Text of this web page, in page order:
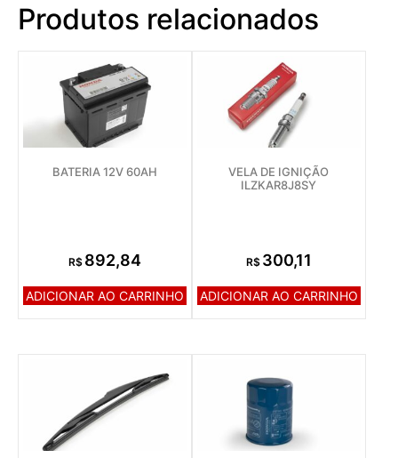
Produtos relacionados
BATERIA 12V 60AH
R$ 892,84
ADICIONAR AO CARRINHO
VELA DE IGNIÇÃO
ILZKAR8J8SY
R$ 300,11
ADICIONAR AO CARRINHO